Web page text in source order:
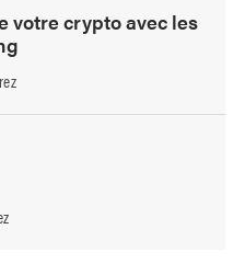
votre crypto avec les